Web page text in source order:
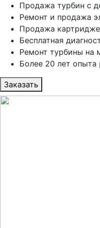
Продажа турбин с
Ремонт и продажа
Продажа
Бесплатная
Ремонт турбины на
Более 20 лет опыта
Заказать